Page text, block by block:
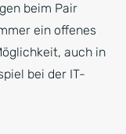
beim Pair
ein offenes
auch in
bei der IT-